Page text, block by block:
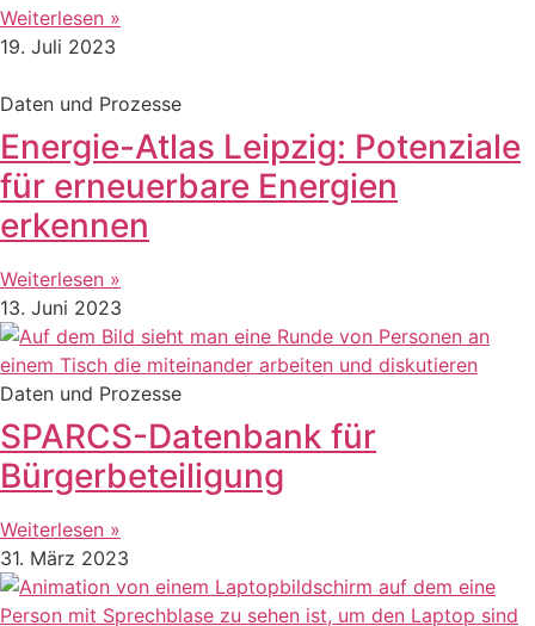
Weiterlesen »
19. Juli 2023
Daten und Prozesse
Energie-Atlas Leipzig: Potenziale
für erneuerbare Energien
erkennen
Weiterlesen »
13. Juni 2023
Daten und Prozesse
SPARCS-Datenbank für
Bürgerbeteiligung
Weiterlesen »
31. März 2023